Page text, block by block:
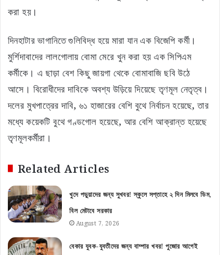
করা হয়।
দিনহাটার ভাগানিতে গুলিবিদ্ধ হয়ে মারা যান এক বিজেপি কর্মী।
মুর্শিদাবাদের লালগোলায় বোমা মেরে খুন করা হয় এক সিপিএম
কর্মীকে। এ ছাড়া বেশ কিছু জায়গা থেকে বোমাবাজি ছবি উঠে
আসে। বিরোধীদের দাবিকে অবশ্য উড়িয়ে দিয়েছে তৃণমূল নেতৃত্ব।
দলের মুখপাত্রের দাবি, ৬১ হাজারের বেশি বুথে নির্বাচন হয়েছে, তার
মধ্যে কয়েকটি বুথে গণ্ডগোল হয়েছে, আর বেশি আক্রান্ত হয়েছে
তৃণমূলকর্মীরা।
Related Articles
খুদে পড়ুয়াদের জন্য সুখবর! স্কুলে সপ্তাহে ২ দিন মিলবে ডিম,
বিল মেটাবে সরকার
August 7, 2026
বেকার যুবক-যুবতীদের জন্য বাম্পার খবর! পুজোর আগেই